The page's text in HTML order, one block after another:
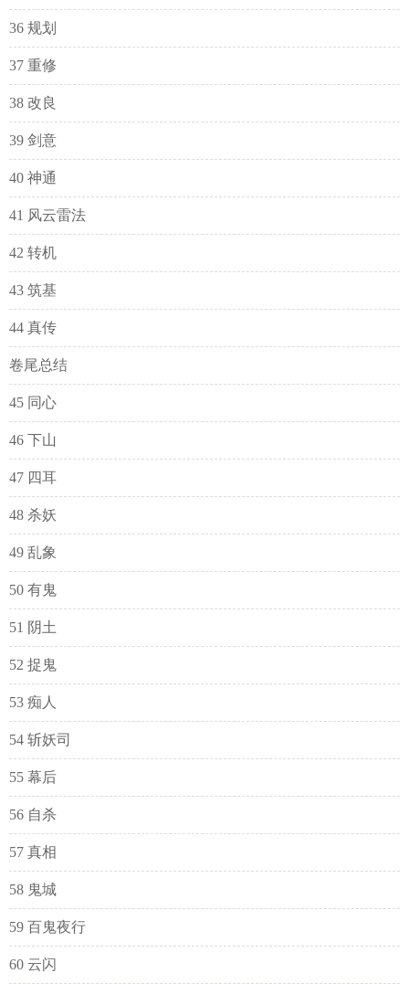
36 规划
37 重修
38 改良
39 剑意
40 神通
41 风云雷法
42 转机
43 筑基
44 真传
卷尾总结
45 同心
46 下山
47 四耳
48 杀妖
49 乱象
50 有鬼
51 阴土
52 捉鬼
53 痴人
54 斩妖司
55 幕后
56 自杀
57 真相
58 鬼城
59 百鬼夜行
60 云闪